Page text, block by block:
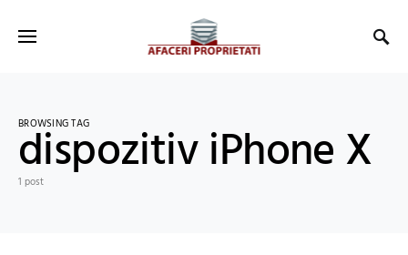
BROWSING TAG
dispozitiv iPhone X
1 post